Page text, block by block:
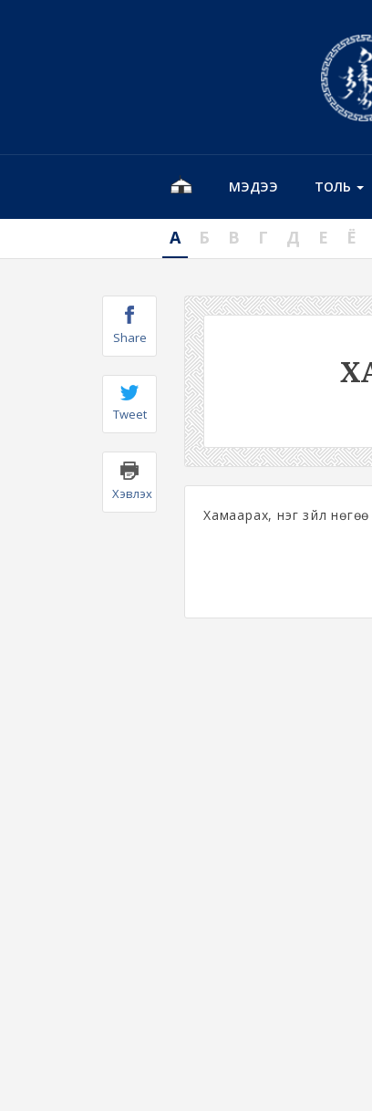
МЭДЭЭ ТОЛЬ
А Б В Г Д Е Ё
Share
Tweet
Хэвлэх
Хамаарах, нэг зүйл нөгөө